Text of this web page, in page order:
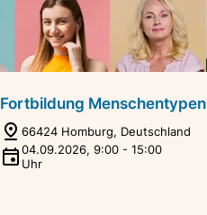
Fortbildung Menschentypen
66424 Homburg, Deutschland
04.09.2026, 9:00 - 15:00
Uhr